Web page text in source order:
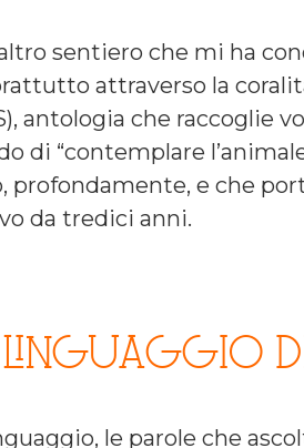
sentiero che mi ha
attraverso la
antologia che raccoglie
di “contemplare
profondamente, e che
da tredici anni.
le parole che